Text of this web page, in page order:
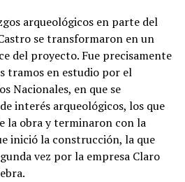
arqueológicos en parte del
se transformaron en un
del proyecto. Fue precisamente
tramos en estudio por el
Nacionales, en que se
interés arqueológicos, los que
la obra y terminaron con la
inició la construcción, la que
vez por la empresa Claro